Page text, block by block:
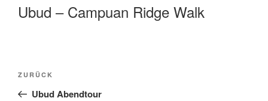
Ubud – Campuan Ridge Walk
Beitragsnavigation
Vorheriger
Beitrag
ZURÜCK
Ubud Abendtour